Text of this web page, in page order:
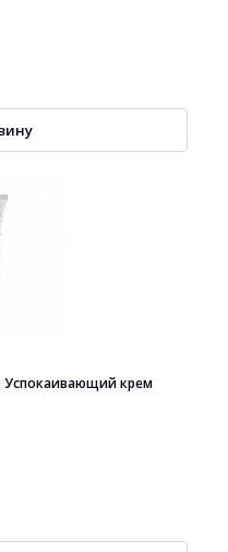
Успокаивающий крем